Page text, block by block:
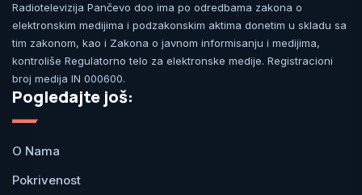
Radiotelevizija Pančevo doo ima po odredbama zakona o
elektronskim medijima i podzakonskim aktima donetim u skladu sa
tim zakonom, kao i Zakona o javnom informisanju i medijima,
kontroliše Regulatorno telo za elektronske medije. Registracioni
broj medija IN 000600.
Pogledajte još:
O Nama
Pokrivenost